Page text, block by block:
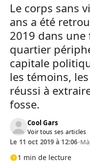
Le corps sans
ans a été
2019 dans une
quartier
capitale
les témoins,
réussi à
fosse.
Cool Gars
Voir tous ses articles
Le 11 oct 2019 à 12:06•
1 min de lecture